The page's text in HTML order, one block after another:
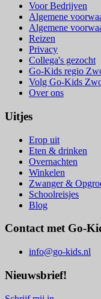
Voor Bedrijven
Algemene
Algemene
Reizen
Privacy
Collega's gezocht
Go-Kids regio
Volg Go-Kids
Over ons
Uitjes
Erop uit
Eten & drinken
Overnachten
Winkelen
Zwanger &
Schoolreisjes
Blog
Contact met Go-
info@go-kids.nl
Nieuwsbrief!